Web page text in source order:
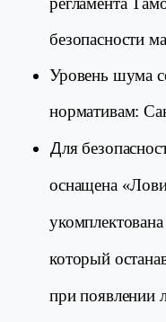
безопасности
Уровень шума
нормативам:
Для
оснащена
укомплектована
который
при появлении